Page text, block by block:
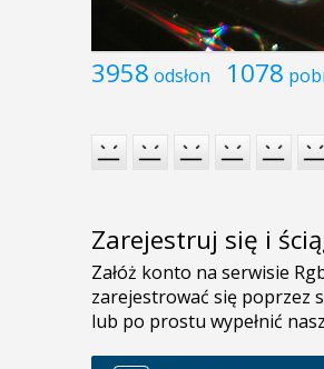
3958 odsłon 1078
Zarejestruj się i